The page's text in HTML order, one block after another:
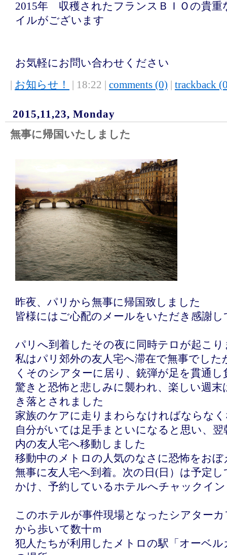
2015年 収穫されたフランスＢＩＯの貴重
イルがございます
お気軽にお問い合わせください
お知らせ！ | 18:22 | comments (0) trackback
2015,11,23, Monday
無事に帰国いたしました
昨夜、パリから無事に帰国致しました
皆様にはご心配のメールをいただき感謝
パリへ到着したその夜に同時テロが起こり
私はパリ郊外の友人宅へ滞在で無事でした
くそのシアターに居り、銃弾が足を貫通
驚きと恐怖と悲しみに襲われ、楽しい週末
き落とされました
家族のケアに走りまわらなければならな
自分がいては足手まといになると思い、翌
内の友人宅へ移動しました
移動中のメトロの人気のなさに恐怖をお
無事に友人宅へ到着。次の日(日）は予定
かけ、予約しているホテルへチャックイ
このホテルが事件現場となったシアター
から歩いて数十ｍ
犯人たちが利用したメトロの駅「オーベ